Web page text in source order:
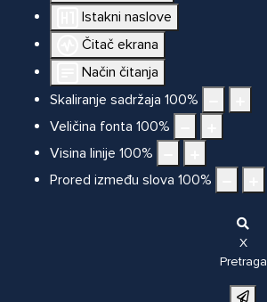
Istakni naslove
Čitač ekrana
Način čitanja
Skaliranje sadržaja 100%
Veličina fonta 100%
Visina linije 100%
Prored između slova 100%
X
Pretraga